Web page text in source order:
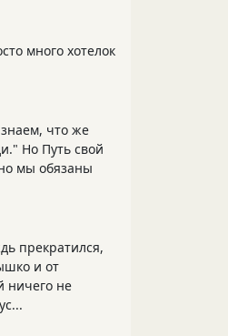
много хотелок
что же
Но Путь свой
мы обязаны
прекратился,
и от
ничего не